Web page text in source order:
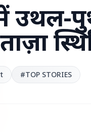
उथल-
#TOP STORIES